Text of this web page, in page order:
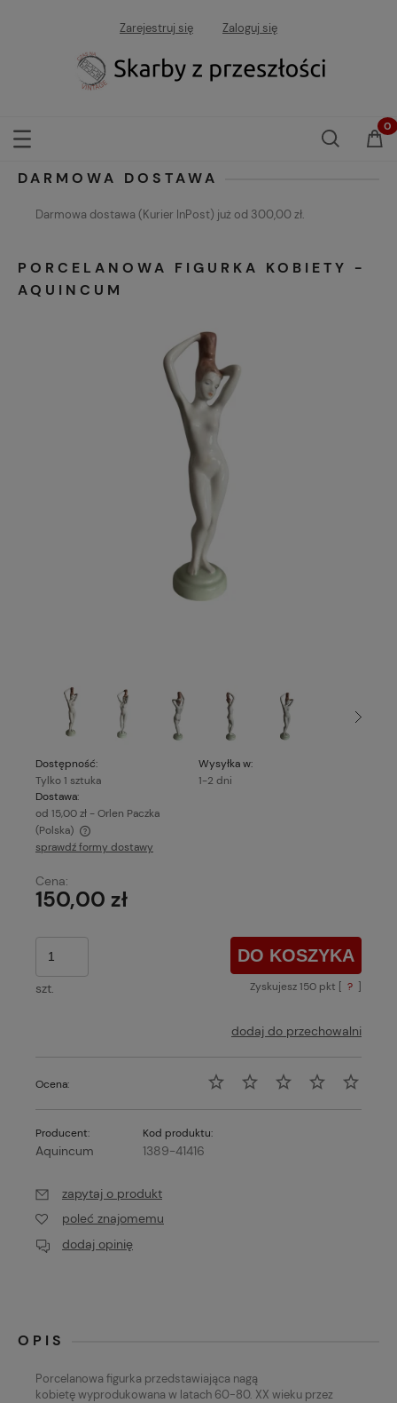
Zarejestruj się Zaloguj się
DARMOWA DOSTAWA
Darmowa dostawa (Kurier InPost) już od 300,00 zł.
PORCELANOWA FIGURKA KOBIETY -
AQUINCUM
Dostępność:
Tylko 1 sztuka
Wysyłka w:
1-2 dni
Dostawa:
od 15,00 zł - Orlen Paczka
(Polska)
Cena nie zawiera ewentualnych kosztów płatności
sprawdź formy dostawy
Cena:
150,00 zł
szt.
DO KOSZYKA
Zyskujesz 150 pkt [ ? ]
dodaj do przechowalni
Ocena:
Producent:
Aquincum
Kod produktu:
1389-41416
zapytaj o produkt
poleć znajomemu
dodaj opinię
OPIS
Porcelanowa figurka przedstawiająca nagą
kobietęwyprodukowana w latach 60-80. XX wieku przez